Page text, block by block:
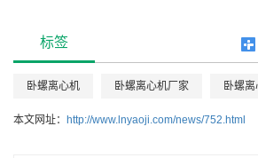
标签
卧螺离心机 卧螺离心机厂家 卧螺
本文网址： http://www.lnyaoji.com/news/752.html